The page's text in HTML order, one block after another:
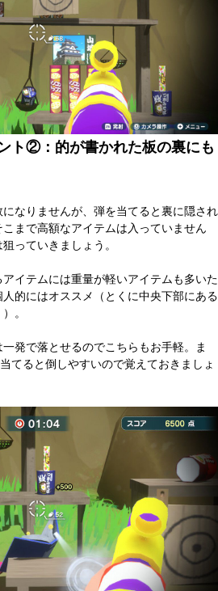
ト②：的が書かれた板の裏にも
なりませんが、弾を当てると裏に隠され
まで高額なアイテムは入っていません
っていきましょう。
イテムには重量が軽いアイテムも多いた
的にはオススメ（とくに中央下部にある
。
発で落とせるのでこちらもお手軽。ま
てると倒しやすいので覚えておきましょ